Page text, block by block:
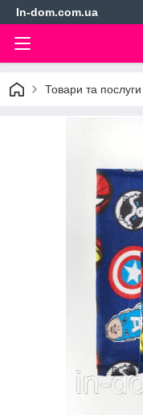
In-dom.com.ua
Товари та послуги